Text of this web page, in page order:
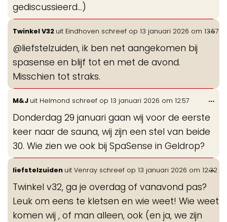
gediscussieerd...)
Twinkel V32 uit Eindhoven schreef op 13 januari 2026 om 13:57
@liefstelzuiden, ik ben net aangekomen bij
spasense en blijf tot en met de avond.
Misschien tot straks.
...
M&J uit Helmond schreef op 13 januari 2026 om 12:57
Donderdag 29 januari gaan wij voor de eerste
keer naar de sauna, wij zijn een stel van beide
30. Wie zien we ook bij SpaSense in Geldrop?
...
liefstelzuiden uit Venray schreef op 13 januari 2026 om 12:32
Twinkel v32, ga je overdag of vanavond pas?
Leuk om eens te kletsen en wie weet! Wie weet
komen wij , of man alleen, ook (en ja, we zijn
...